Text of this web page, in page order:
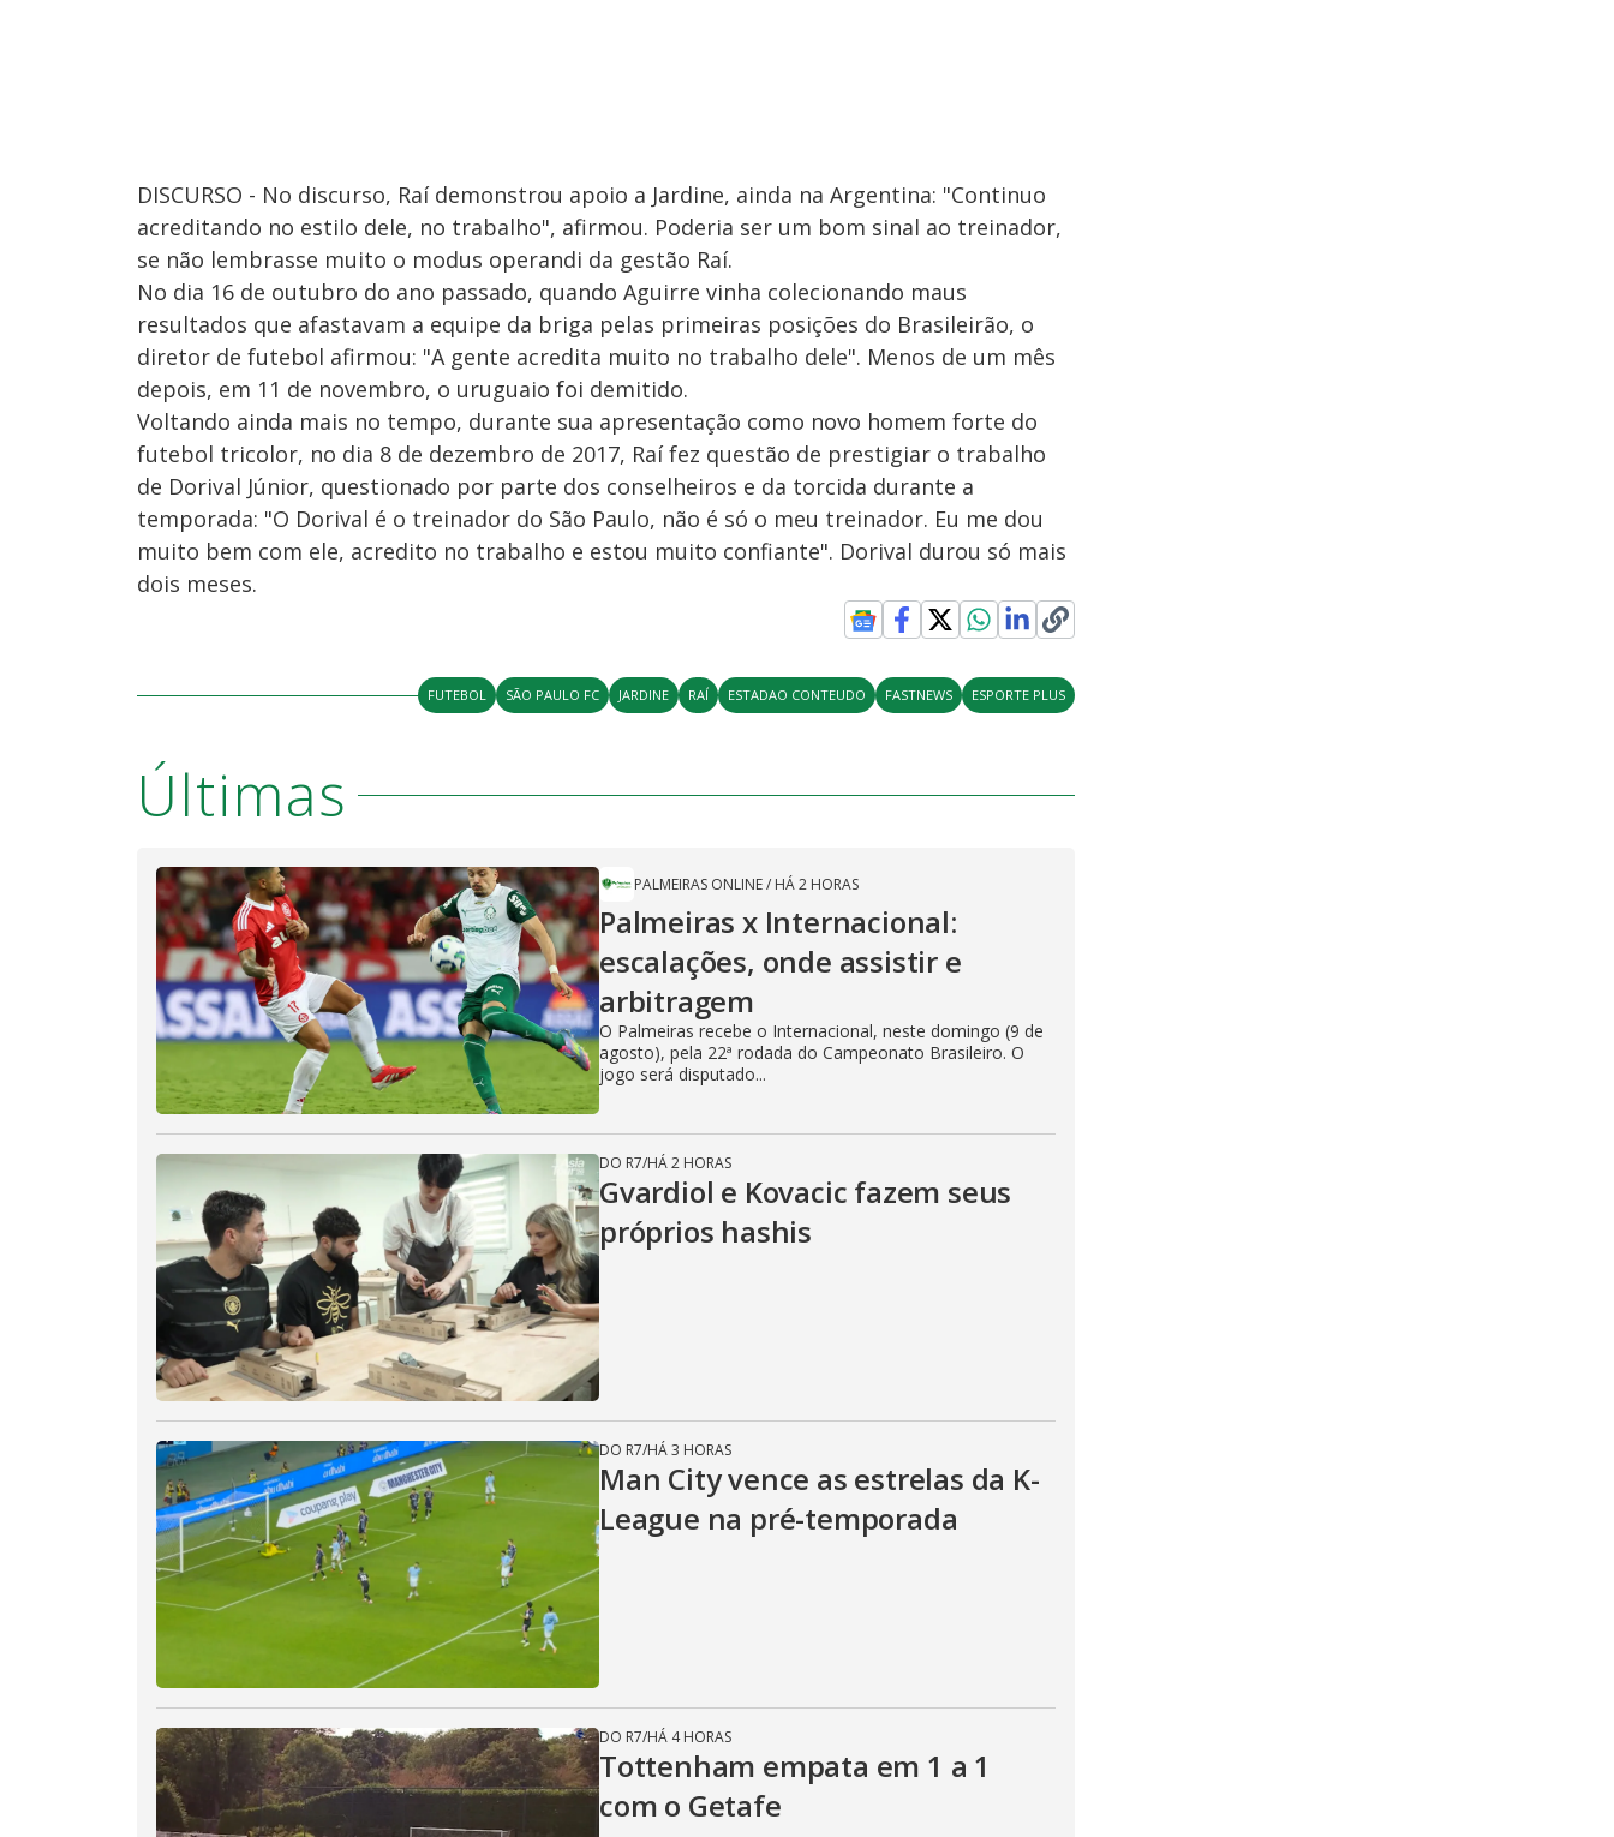
DISCURSO - No discurso, Raí demonstrou apoio a Jardine, ainda na Argentina: "Continuo
acreditando no estilo dele, no trabalho", afirmou. Poderia ser um bom sinal ao treinador,
se não lembrasse muito o modus operandi da gestão Raí.
No dia 16 de outubro do ano passado, quando Aguirre vinha colecionando maus
resultados que afastavam a equipe da briga pelas primeiras posições do Brasileirão, o
diretor de futebol afirmou: "A gente acredita muito no trabalho dele". Menos de um mês
depois, em 11 de novembro, o uruguaio foi demitido.
Voltando ainda mais no tempo, durante sua apresentação como novo homem forte do
futebol tricolor, no dia 8 de dezembro de 2017, Raí fez questão de prestigiar o trabalho
de Dorival Júnior, questionado por parte dos conselheiros e da torcida durante a
temporada: "O Dorival é o treinador do São Paulo, não é só o meu treinador. Eu me dou
muito bem com ele, acredito no trabalho e estou muito confiante". Dorival durou só mais
dois meses.
FUTEBOL SÃO PAULO FC JARDINE RAÍ ESTADAO CONTEUDO FASTNEWS ESPORTE PLUS
Últimas
PALMEIRAS ONLINE/ HÁ 2 HORAS
Palmeiras x Internacional:
escalações, onde assistir e
arbitragem
O Palmeiras recebe o Internacional, neste domingo (9 de
agosto), pela 22ª rodada do Campeonato Brasileiro. O
jogo será disputado...
DO R7/HÁ 2 HORAS
Gvardiol e Kovacic fazem seus
próprios hashis
DO R7/HÁ 3 HORAS
Man City vence as estrelas da K-
League na pré-temporada
DO R7/HÁ 4 HORAS
Tottenham empata em 1 a 1
com o Getafe